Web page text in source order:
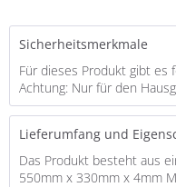
Sicherheitsmerkmale
Für dieses Produkt gibt es
Achtung: Nur für den
Lieferumfang und
Das Produkt besteht aus
550mm x 330mm x 4mm